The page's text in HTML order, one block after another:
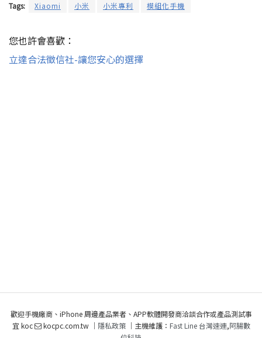
Tags: Xiaomi 小米 小米專利 模組化手機
您也許會喜歡：
立達合法徵信社-讓您安心的選擇
歡迎手機廠商、iPhone 周邊產品業者、APP軟體開發商洽談合作或產品測試事
宜 koc
kocpc.com.tw ｜ 隱私政策｜主機維護： Fast Line 台灣速連,阿腸數